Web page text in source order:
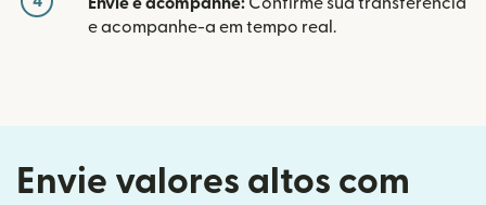
e acompanhe-a em tempo real.
Envie valores altos com